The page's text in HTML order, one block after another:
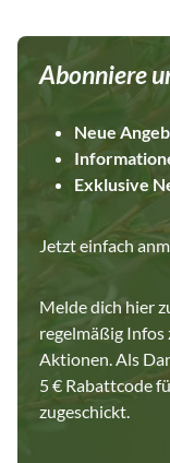
Volumen: 1.500 ml Höhe: 21,3 cm Durchmesser: 10,6 cm
Glas, spülmaschinenfest Passendes Zubehör
Futterstation Wenn
sondern auch
Cups und die Snack
in unserer
passende
Futteraufbewahrung
Eichhörnchen sind
sie mit der Mischung auf
Abonniere
Neue
Exklusive
Jetzt einfach
Melde dich hier
regelmäßig Infos
Aktionen. Als
5 € Rabattcode
zugeschickt.